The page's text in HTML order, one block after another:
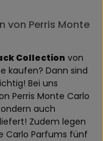
von Perris Monte
Collection von
kaufen? Dann sind
Bei uns
Perris Monte Carlo
auch
Zudem legen
Carlo Parfums fünf